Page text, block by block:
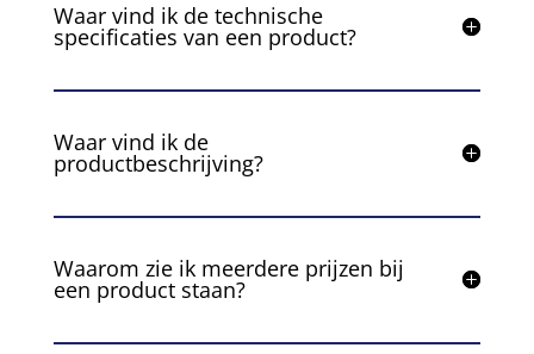
Waar vind ik de technische
specificaties van een product?
Waar vind ik de
productbeschrijving?
Waarom zie ik meerdere prijzen bij
een product staan?